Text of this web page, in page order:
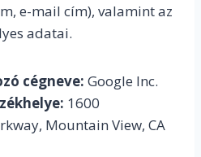
e-mail cím), valamint az
adatai.
cégneve: Google Inc.
1600
Mountain View, CA